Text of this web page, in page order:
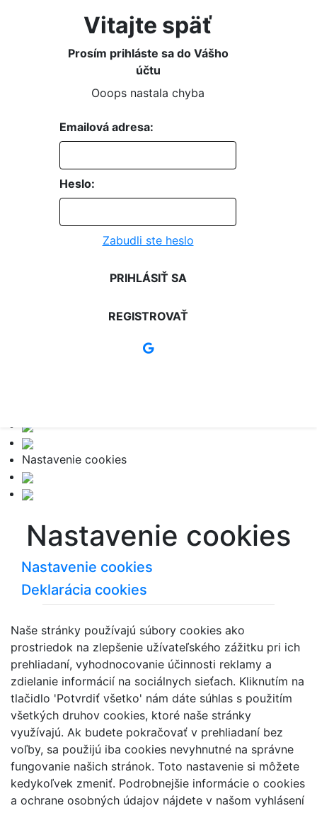
Vitajte späť
Prosím prihláste sa do Vášho
účtu
Ooops nastala chyba
Emailová adresa:
Heslo:
Zabudli ste heslo
PRIHLÁSIŤ SA
REGISTROVAŤ
Nastavenie cookies
Nastavenie cookies
Nastavenie cookies
Deklarácia cookies
Naše stránky používajú súbory cookies ako
prostriedok na zlepšenie užívateľského zážitku pri ich
prehliadaní, vyhodnocovanie účinnosti reklamy a
zdielanie informácií na sociálnych sieťach. Kliknutím na
tlačidlo 'Potvrdiť všetko' nám dáte súhlas s použitím
všetkých druhov cookies, ktoré naše stránky
využívajú. Ak budete pokračovať v prehliadaní bez
voľby, sa použijú iba cookies nevyhnutné na správne
fungovanie našich stránok. Toto nastavenie si môžete
kedykoľvek zmeniť. Podrobnejšie informácie o cookies
a ochrane osobných údajov nájdete v našom vyhlásení